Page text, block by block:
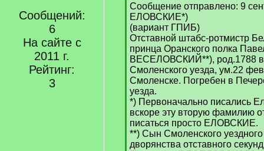
Сообщений:
6
На сайте с
2011 г.
Рейтинг:
3
[
q
]
Сообщение отправлено: 9
ЕЛОВСКИЕ*)
(вариант ГПИБ)
Отставной штабс-ротмистр
принца Оранского полка
ВЕСЕЛОВСКИЙ**), род.1788 в
Смоленского уезда, ум.22
Смоленске. Погребен в
уезда.
*) Первоначально писались
вскоре эту вторую фамилию
писаться просто ЕЛОВСКИЕ.
**) Сын Смоленского
дворянства отставного